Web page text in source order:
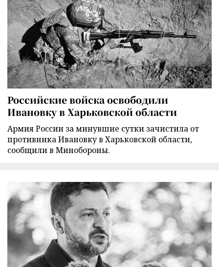
Российские войска освободили
Ивановку в Харьковской области
Армия России за минувшие сутки зачистила от
противника Ивановку в Харьковской области,
сообщили в Минобороны.